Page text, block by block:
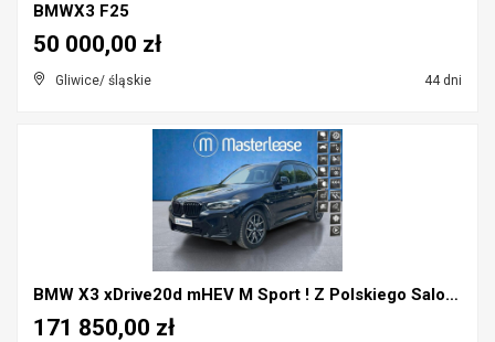
BMWX3 F25
Gliwice/ śląskie 44 dni
50 000,00 zł
BMW X3 xDrive20d mHEV M Sport ! Z Polskiego Salonu...
171 850,00 zł